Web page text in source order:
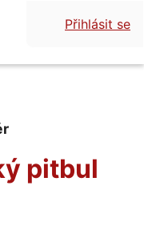
Přihlásit se
pitbul